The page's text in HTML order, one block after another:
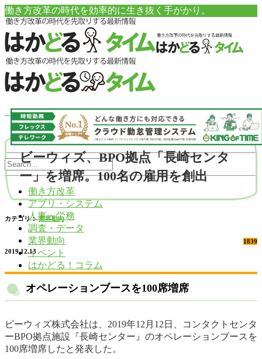
働き方改革の時代を効率的に生き抜く手がかり。
働き方改革
アプリ・システム
人事・労務
調査・データ
業界動向
イベント
はかどる！コラム
ビーウィズ、BPO拠点「長崎センタ
ー」を増席。100名の雇用を創出
カテゴリ： 業界動向
1839
2019.12.13
オペレーションブースを100席増席
ビーウィズ株式会社は、2019年12月12日、コンタクトセンタ
ーBPO拠点施設『長崎センター』のオペレーションブースを
100席増席したと発表した。